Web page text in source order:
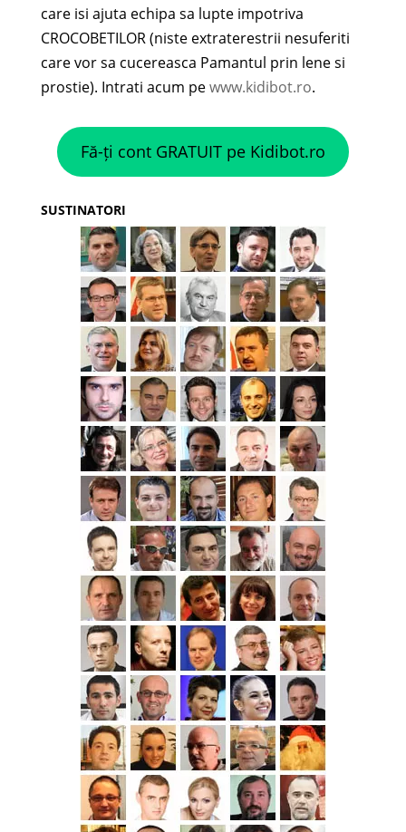
care isi ajuta echipa sa lupte impotriva
CROCOBETILOR (niste extraterestrii nesuferiti
care vor sa cucereasca Pamantul prin lene si
prostie). Intrati acum pewww.kidibot.ro.
Fă-ți cont GRATUIT pe Kidibot.ro
SUSTINATORI